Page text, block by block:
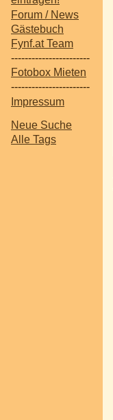
Forum / News
Gästebuch
Fynf.at Team
-----------------------
Fotobox Mieten
-----------------------
Impressum
Neue Suche
Alle Tags